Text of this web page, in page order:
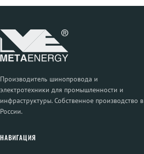
Производитель шинопровода и
электротехники для промышленности и
инфраструктуры. Собственное производство в
России.
НАВИГАЦИЯ